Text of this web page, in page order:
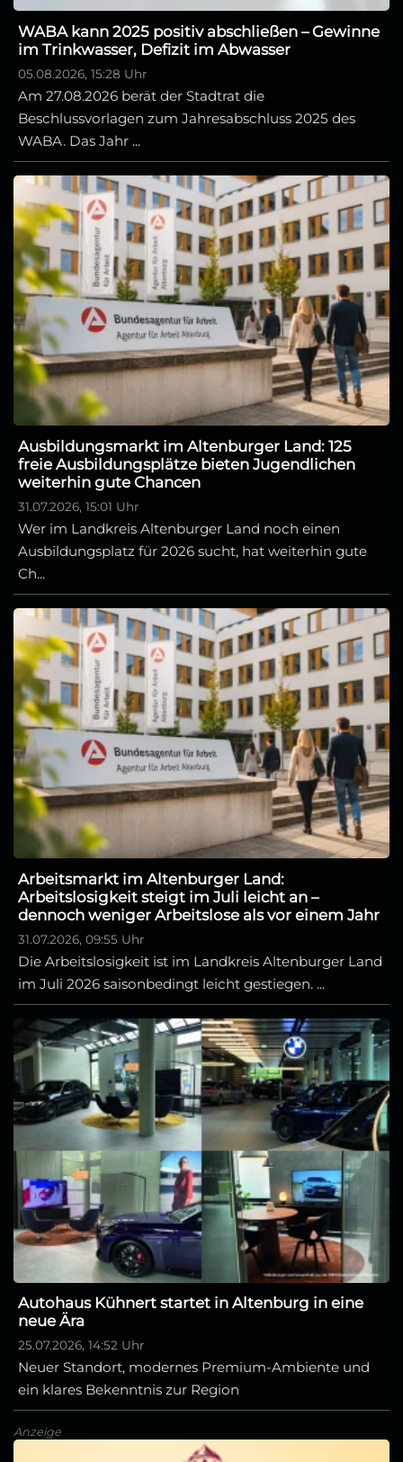
WABA kann 2025 positiv abschließen – Gewinne
im Trinkwasser, Defizit im Abwasser
05.08.2026, 15:28 Uhr
Am 27.08.2026 berät der Stadtrat die
Beschlussvorlagen zum Jahresabschluss 2025 des
WABA. Das Jahr ...
Ausbildungsmarkt im Altenburger Land: 125
freie Ausbildungsplätze bieten Jugendlichen
weiterhin gute Chancen
31.07.2026, 15:01 Uhr
Wer im Landkreis Altenburger Land noch einen
Ausbildungsplatz für 2026 sucht, hat weiterhin gute
Ch...
Arbeitsmarkt im Altenburger Land:
Arbeitslosigkeit steigt im Juli leicht an –
dennoch weniger Arbeitslose als vor einem Jahr
31.07.2026, 09:55 Uhr
Die Arbeitslosigkeit ist im Landkreis Altenburger Land
im Juli 2026 saisonbedingt leicht gestiegen. ...
Autohaus Kühnert startet in Altenburg in eine
neue Ära
25.07.2026, 14:52 Uhr
Neuer Standort, modernes Premium-Ambiente und
ein klares Bekenntnis zur Region
Anzeige